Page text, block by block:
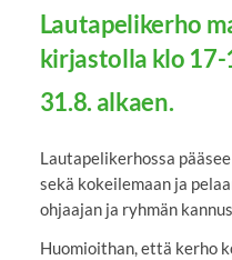
Lautapelikerho
kirjastolla klo 17-
31.8. alkaen.
Lautapelikerhossa
sekä kokeilemaan ja
ohjaajan ja ryhmän
Huomioithan, että kerho